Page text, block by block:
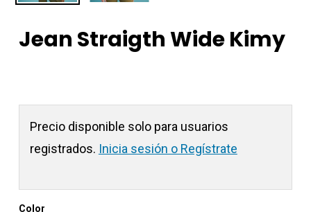
Jean Straigth Wide Kimy
Precio disponible solo para usuarios
registrados. Inicia sesión o Regístrate
Color